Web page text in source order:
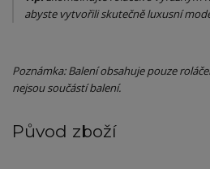
abyste vytvořili skutečně luxusní
Poznámka: Balení obsahuje pouze
nejsou součástí balení.
Původ zboží